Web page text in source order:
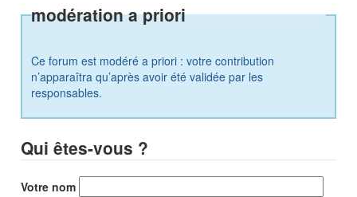
modération a priori
Ce forum est modéré a priori : votre contribution
n’apparaîtra qu’après avoir été validée par les
responsables.
Qui êtes-vous ?
Votre nom